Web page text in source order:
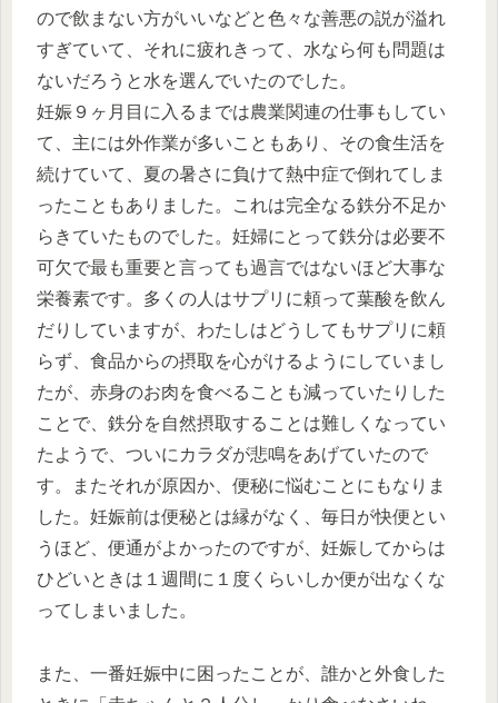
ので飲まない方がいいなどと色々な善悪の説が溢れ
すぎていて、それに疲れきって、水なら何も問題は
ないだろうと水を選んでいたのでした。
妊娠９ヶ月目に入るまでは農業関連の仕事もしてい
て、主には外作業が多いこともあり、その食生活を
続けていて、夏の暑さに負けて熱中症で倒れてしま
ったこともありました。これは完全なる鉄分不足か
らきていたものでした。妊婦にとって鉄分は必要不
可欠で最も重要と言っても過言ではないほど大事な
栄養素です。多くの人はサプリに頼って葉酸を飲ん
だりしていますが、わたしはどうしてもサプリに頼
らず、食品からの摂取を心がけるようにしていまし
たが、赤身のお肉を食べることも減っていたりした
ことで、鉄分を自然摂取することは難しくなってい
たようで、ついにカラダが悲鳴をあげていたので
す。またそれが原因か、便秘に悩むことにもなりま
した。妊娠前は便秘とは縁がなく、毎日が快便とい
うほど、便通がよかったのですが、妊娠してからは
ひどいときは１週間に１度くらいしか便が出なくな
ってしまいました。
また、一番妊娠中に困ったことが、誰かと外食した